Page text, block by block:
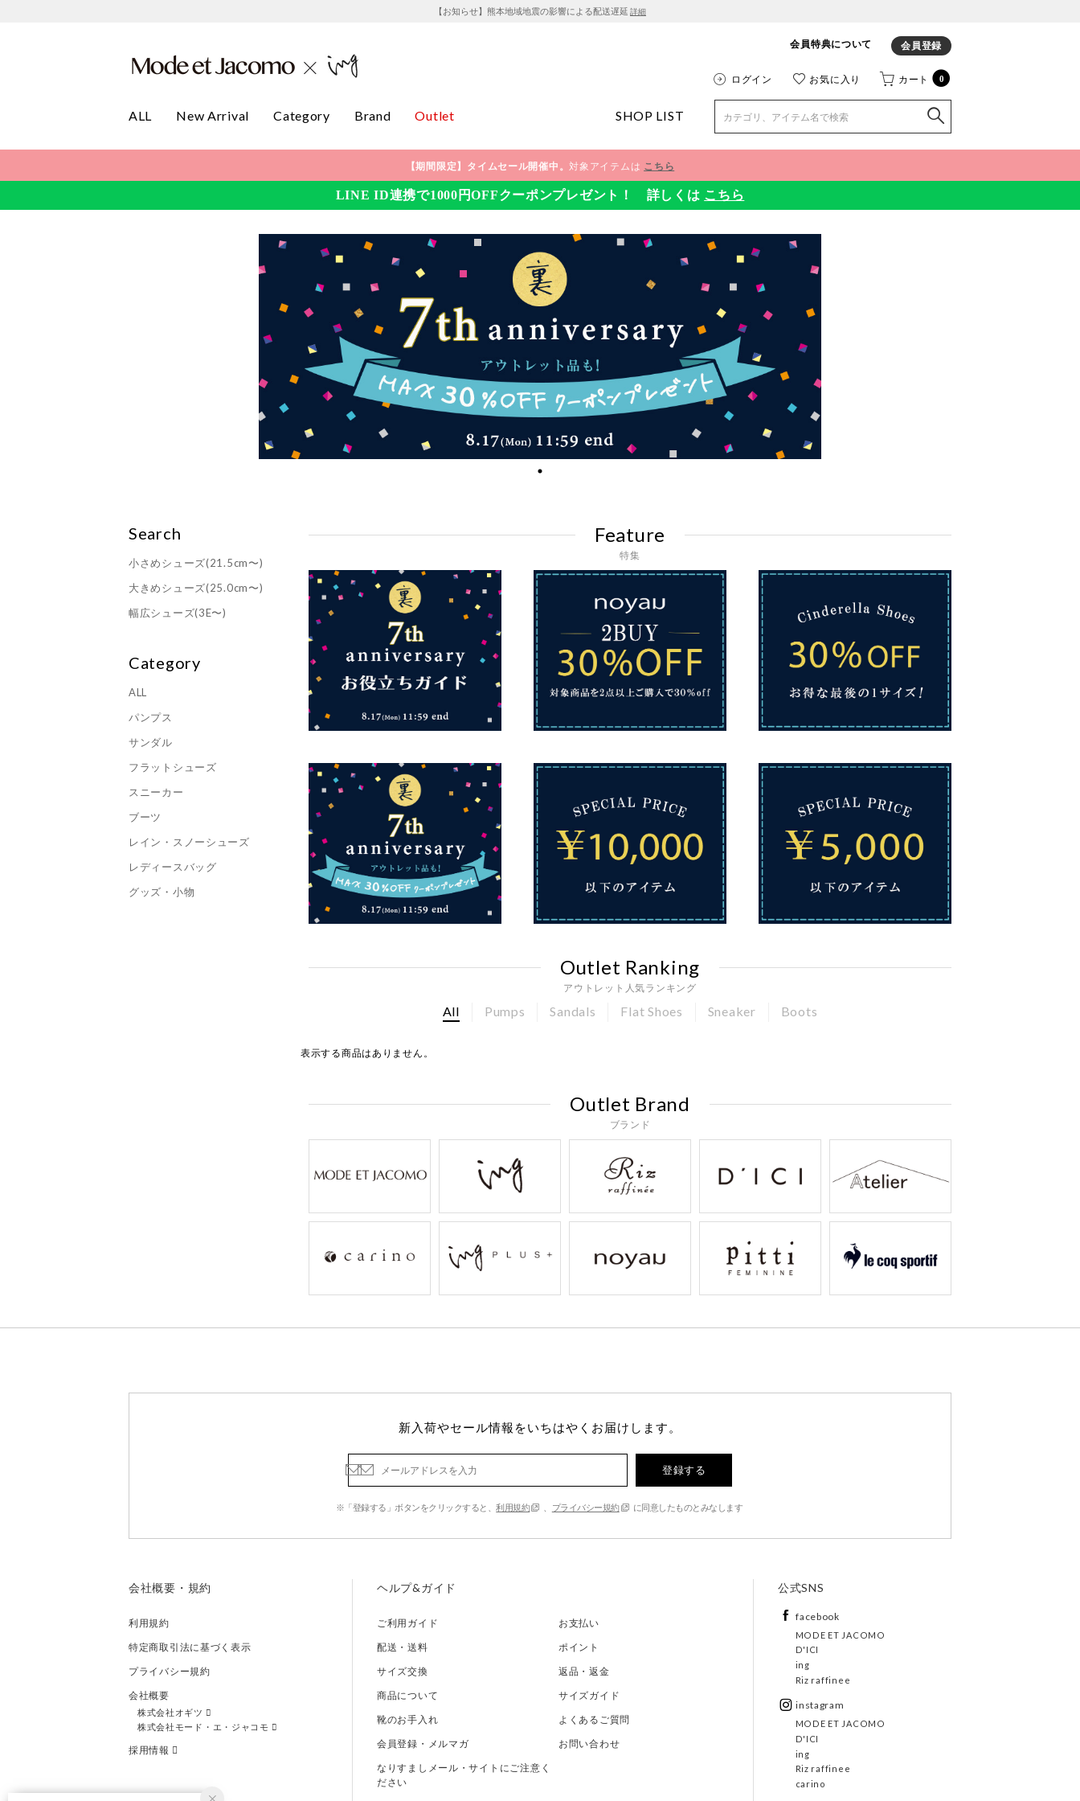
【お知らせ】熊本地域地震の影響による配送遅延 詳細
会員特典について 会員登録
ログイン お気に入り カート 0
ALL New Arrival Category Brand Outlet SHOP LIST
【期間限定】タイムセール開催中。対象アイテムは こちら
LINE ID連携で1000円OFFクーポンプレゼント！ 詳しくは こちら
Search
小さめシューズ(21.5cm〜)
大きめシューズ(25.0cm〜)
幅広シューズ(3E〜)
Category
ALL
パンプス
サンダル
フラットシューズ
スニーカー
ブーツ
レイン・スノーシューズ
レディースバッグ
グッズ・小物
Feature
特集
Outlet Ranking
アウトレット人気ランキング
All Pumps Sandals Flat Shoes Sneaker Boots
表示する商品はありません。
Outlet Brand
ブランド
新入荷やセール情報をいちはやくお届けします。
登録する
※「登録する」ボタンをクリックすると、利用規約 プライバシー規約 に同意したものとみなします
会社概要・規約
利用規約
特定商取引法に基づく表示
プライバシー規約
会社概要
株式会社オギツ
株式会社モード・エ・ジャコモ
採用情報
ヘルプ&ガイド
ご利用ガイド
お支払い
配送・送料
ポイント
サイズ交換
返品・返金
商品について
サイズガイド
靴のお手入れ
よくあるご質問
会員登録・メルマガ
お問い合わせ
なりすましメール・サイトにご注意く
ださい
公式SNS
facebook
MODE ET JACOMO
D'ICI
ing
Riz raffinee
instagram
MODE ET JACOMO
D'ICI
ing
Riz raffinee
carino